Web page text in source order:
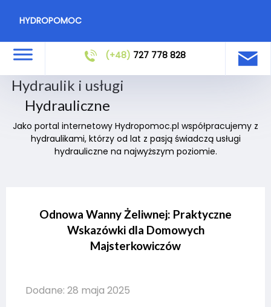
HYDROPOMOC
(+48) 727 778 828
Hydraulik i usługi
Hydrauliczne
Jako portal internetowy Hydropomoc.pl współpracujemy z
hydraulikami, którzy od lat z pasją świadczą usługi
hydrauliczne na najwyższym poziomie.
Odnowa Wanny Żeliwnej: Praktyczne
Wskazówki dla Domowych
Majsterkowiczów
Dodane: 28 maja 2025